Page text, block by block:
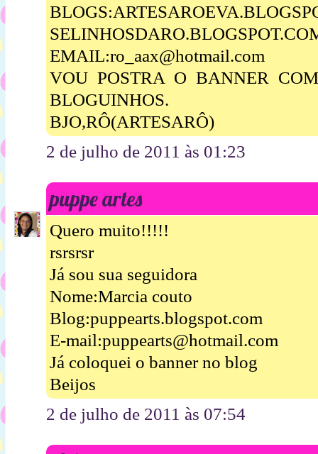
EMAIL:ro_aax@hotmail.com
VOU POSTRA O BANNER
BLOGUINHOS.
BJO,RÔ(ARTESARÔ)
2 de julho de 2011 às 01:23
puppe artes
Quero muito!!!!!
rsrsrsr
Já sou sua seguidora
Nome:Marcia couto
Blog:puppearts.blogspot.com
E-mail:puppearts@hotmail.com
Já coloquei o banner no blog
Beijos
2 de julho de 2011 às 07:54